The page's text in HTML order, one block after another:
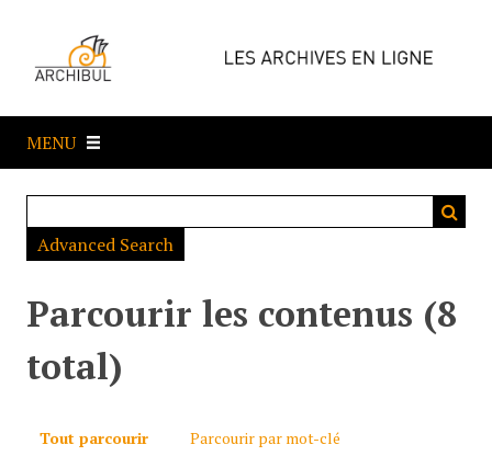
e
a
MENU
Advanced Search
Parcourir les contenus (8
total)
Tout parcourir
Parcourir par mot-clé